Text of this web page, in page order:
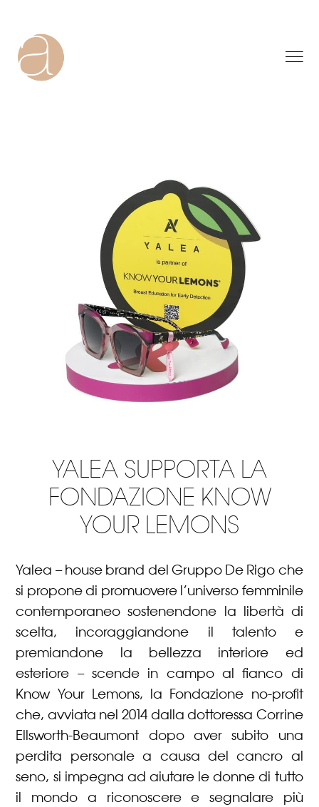
YALEA SUPPORTA LA
FONDAZIONE KNOW
YOUR LEMONS
Yalea – house brand del Gruppo De Rigo che
si propone di promuovere l’universo femminile
contemporaneo sostenendone la libertà di
scelta, incoraggiandone il talento e
premiandone la bellezza interiore ed
esteriore – scende in campo al fianco di
Know Your Lemons, la Fondazione no-profit
che, avviata nel 2014 dalla dottoressa Corrine
Ellsworth-Beaumont dopo aver subito una
perdita personale a causa del cancro al
seno, si impegna ad aiutare le donne di tutto
il mondo a riconoscere e segnalare più